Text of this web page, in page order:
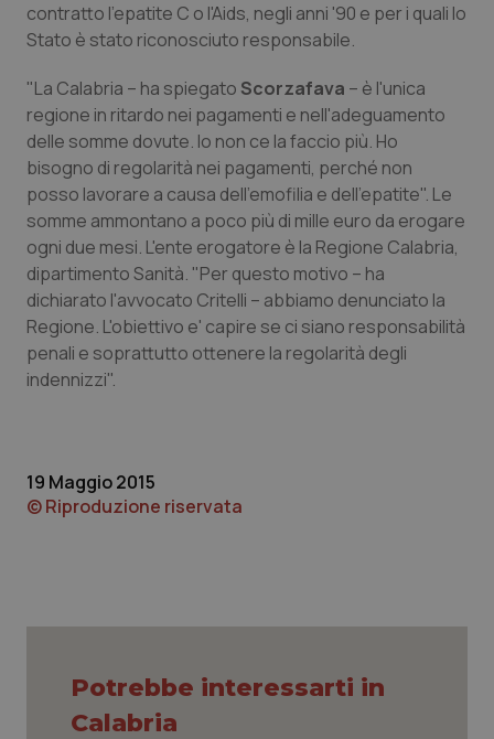
Calabria
Campania
Emilia-Romagna
Friuli Venezia Giulia
Lazio
Liguria
Lombardia
Molise
Puglia
Asma & BPCO
Car-T
Colesterolo & coronaropatie
Dermatite Atopica
Diabete & glucometri
Disturbi dell’umore
Dolore
Epatiti
Malattie rare
contratto l'epatite C o l'Aids, negli anni '90 e per i quali lo
Stato è stato riconosciuto responsabile.
"La Calabria – ha spiegato Scorzafava – è l'unica
regione in ritardo nei pagamenti e nell'adeguamento
delle somme dovute. Io non ce la faccio più. Ho
bisogno di regolarità nei pagamenti, perché non
posso lavorare a causa dell'emofilia e dell'epatite". Le
somme ammontano a poco più di mille euro da erogare
ogni due mesi. L'ente erogatore è la Regione Calabria,
dipartimento Sanità. "Per questo motivo – ha
dichiarato l'avvocato Critelli – abbiamo denunciato la
Regione. L'obiettivo e' capire se ci siano responsabilità
penali e soprattutto ottenere la regolarità degli
indennizzi".
19 Maggio 2015
© Riproduzione riservata
Potrebbe interessarti in
Calabria